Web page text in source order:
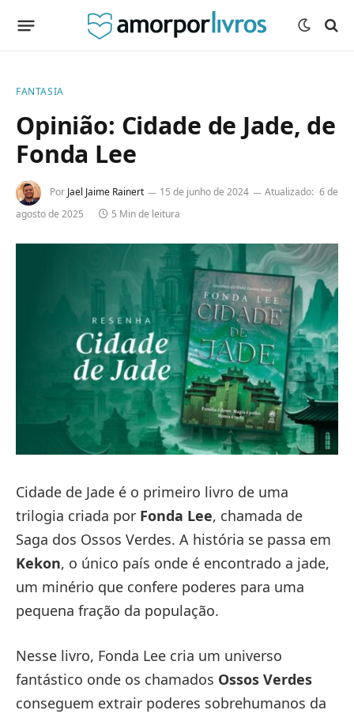
FANTASIA
Opinião: Cidade de Jade, de
Fonda Lee
Por Jael Jaime Rainert 15 de junho de 2024 Atualizado: 6 de
agosto de 2025
5 Min de leitura
Cidade de Jade é o primeiro livro de uma
trilogia criada por Fonda Lee, chamada de
Saga dos Ossos Verdes. A história se passa em
Kekon, o único país onde é encontrado a jade,
um minério que confere poderes para uma
pequena fração da população.
Nesse livro, Fonda Lee cria um universo
fantástico onde os chamados Ossos Verdes
conseguem extrair poderes sobrehumanos da